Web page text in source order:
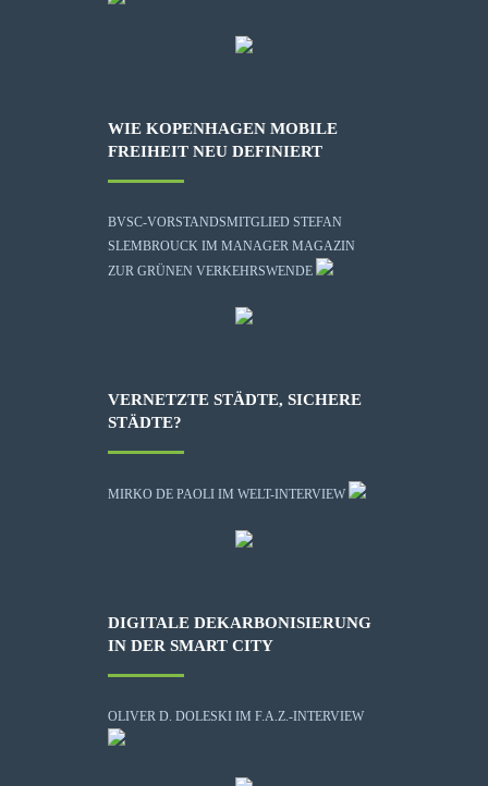
WIE KOPENHAGEN MOBILE
FREIHEIT NEU DEFINIERT
BVSC-VORSTANDSMITGLIED STEFAN
SLEMBROUCK IM MANAGER MAGAZIN
ZUR GRÜNEN VERKEHRSWENDE
VERNETZTE STÄDTE, SICHERE
STÄDTE?
MIRKO DE PAOLI IM WELT-INTERVIEW
DIGITALE DEKARBONISIERUNG
IN DER SMART CITY
OLIVER D. DOLESKI IM F.A.Z.-INTERVIEW